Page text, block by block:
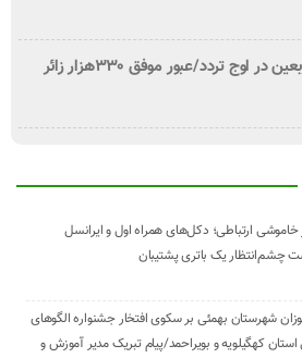
مدیریت موفق مرزهای اربعین در اوج تردد/عبور موفق ۳۳۰هزار زائر
ارتباطی؛ دکل‌های همراه اول و ایرانسل
چشم‌انتظار یک باتری پشتیبان
شهرستان بهمئی بر سکوی افتخار جشنواره الگوهای
کهگیلویه و بویراحمد/پیام تبریک مدیر آموزش و